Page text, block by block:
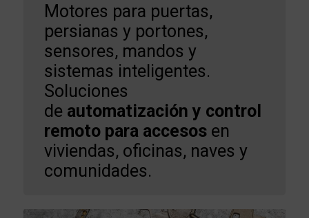
Motores para puertas,
persianas y portones,
sensores, mandos y
sistemas inteligentes.
Soluciones
de automatización y control
remoto para accesosen
viviendas, oficinas, naves y
comunidades.